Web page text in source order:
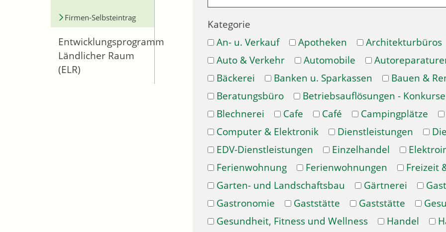
Firmen-Selbsteintrag
Entwicklungsprogramm
Ländlicher Raum
(ELR)
Kategorie
An- u. Verkauf
Apotheken Architekturbüros
Auto & Verkehr
Automobile
Bäckerei
Banken u. Sparkassen Bauen &
Beratungsbüro
Betriebsauflösungen - Konkurse
Blechnerei
Cafe Café Campingplätze
Computer & Elektronik
Dienstleistungen
EDV-Dienstleistungen
Einzelhandel
Ferienwohnung
Ferienwohnungen Freizeit
Garten- und Landschaftsbau
Gärtnerei
Gastronomie
Gaststätte Gaststätte
Gesundheit, Fitness und Wellness
Handel